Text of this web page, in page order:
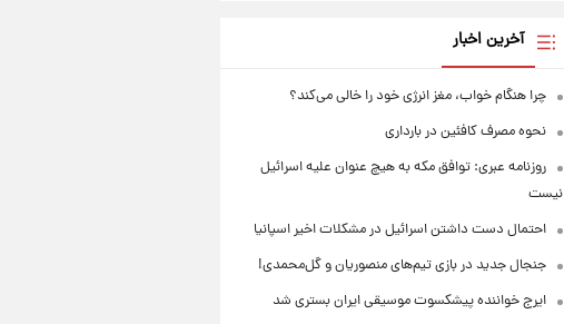
آخرین اخبار
چرا هنگام خواب، مغز انرژی خود را خالی می‌کند؟
نحوه مصرف کافئین در بارداری
روزنامه عبری: توافق مکه به هیچ عنوان علیه اسرائیل
نیست
احتمال دست داشتن اسرائیل در مشکلات اخیر اسپانیا
جنجال جدید در بازی تیم‌های منصوریان و گل‌محمدی!
ایرج خواننده پیشکسوت موسیقی ایران بستری شد